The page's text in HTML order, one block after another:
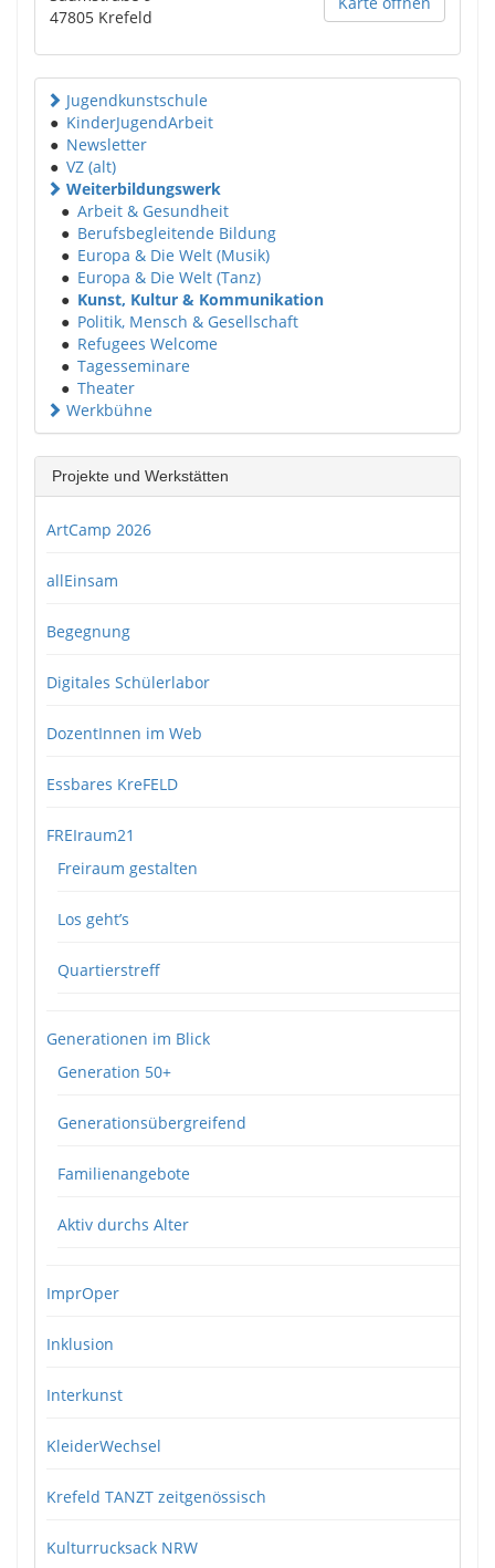
47805 Krefeld
Jugendkunstschule
● KinderJugendArbeit
● Newsletter
● VZ (alt)
Weiterbildungswerk
● Arbeit & Gesundheit
● Berufsbegleitende Bildung
● Europa & Die Welt (Musik)
● Europa & Die Welt (Tanz)
● Kunst, Kultur & Kommunikation
● Politik, Mensch & Gesellschaft
● Refugees Welcome
● Tagesseminare
● Theater
Werkbühne
Projekte und Werkstätten
ArtCamp 2026
allEinsam
Begegnung
Digitales Schülerlabor
DozentInnen im Web
Essbares KreFELD
FREIraum21
Freiraum gestalten
Los geht’s
Quartierstreff
Generationen im Blick
Generation 50+
Generationsübergreifend
Familienangebote
Aktiv durchs Alter
ImprOper
Inklusion
Interkunst
KleiderWechsel
Krefeld TANZT zeitgenössisch
Kulturrucksack NRW